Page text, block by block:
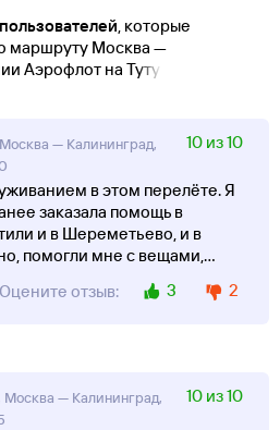
, которые
маршруту Москва —
Аэрофлот на Туту!
— Калининград,
10 из 10
в этом перелёте. Я
заказала помощь в
и в Шереметьево, и в
помогли мне с вещами,...
Оцените отзыв: 3 2
— Калининград,
10 из 10